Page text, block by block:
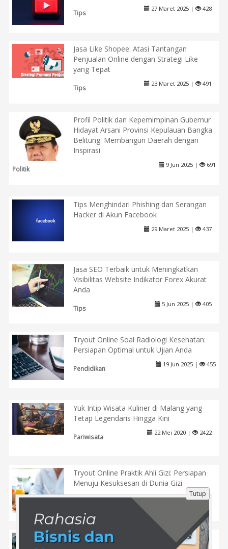
Tips
27 Maret 2025 | 428
Jasa Like Shopee: Atasi Tantangan
Penjualan Online dengan Strategi Like
yang Tepat
Tips
23 Maret 2025 | 491
Profil Politik dan Kepemimpinan Gubernur
Hidayat Arsani Provinsi Kepulauan Bangka
Belitung: Membangun Daerah dengan
Inspirasi
Politik
9 Jun 2025 | 691
Tips Menghindari Phishing dan Serangan
Hacker di Akun Facebook
29 Maret 2025 | 437
Jasa SEO Terbaik untuk Meningkatkan
Visibilitas Website Indikator Forex Akurat
Anda
Tips
5 Jun 2025 | 405
Tryout Online Soal Radiologi Kesehatan:
Persiapan Optimal untuk Ujian Anda
Pendidikan
19 Jun 2025 | 455
Yuk Intip Wisata Kuliner di Malang yang
Tetap Legendaris Hingga Kini
Pariwisata
22 Mei 2020 | 2422
Tryout Online Praktik Ahli Gizi: Persiapan
Menuju Kesuksesan di Dunia Gizi
21 Jun 2025 | 363
Tips Sukses Lulus CASN di Tryout.id:
Tutup